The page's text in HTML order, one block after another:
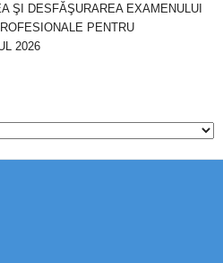
ŞI DESFĂŞURAREA EXAMENULUI
PENTRU
2026